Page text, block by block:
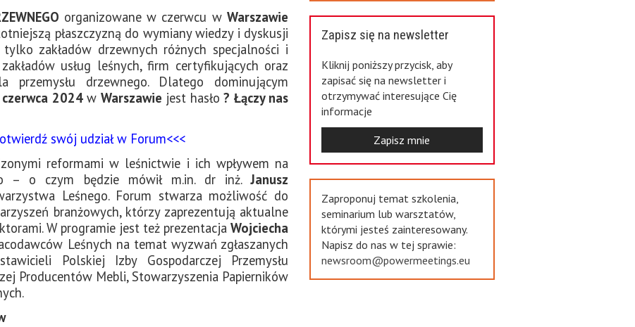
organizowane w czerwcu wWarszawie
płaszczyzną do wymiany wiedzy i dyskusji
zakładów drzewnych różnych specjalności i
usług leśnych, firm certyfikujących oraz
przemysłu drzewnego. Dlatego dominującym
2024w Warszawie jest hasło? Łączy nas
swój udział w Forum<<<
reformami w leśnictwie i ich wpływem na
– o czym będzie mówił m.in. dr inż.Janusz
Leśnego. Forum stwarza możliwość do
branżowych, którzy zaprezentują aktualne
W programie jest też prezentacja Wojciecha
Leśnych na temat wyzwań zgłaszanych
Polskiej Izby Gospodarczej Przemysłu
Producentów Mebli, Stowarzyszenia Papierników
Zapisz się na newsletter
Kliknij poniższy przycisk, aby
zapisać się na newsletter i
otrzymywać interesujące Cię
informacje
Zapisz mnie
Zaproponuj temat szkolenia,
seminarium lub warsztatów,
którymi jesteś zainteresowany.
Napisz do nas w tej sprawie:
newsroom@powermeetings.eu